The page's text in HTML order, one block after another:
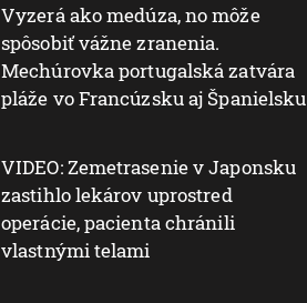
Vyzerá ako medúza, no môže
spôsobiť vážne zranenia.
Mechúrovka portugalská zatvára
pláže vo Francúzsku aj Španielsku
VIDEO: Zemetrasenie v Japonsku
zastihlo lekárov uprostred
operácie, pacienta chránili
vlastnými telami